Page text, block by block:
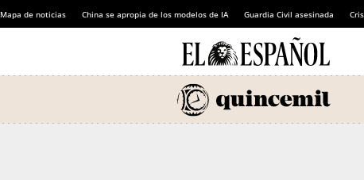
Mapa de noticias China se apropia de los modelos de IA Guardia Civil asesinada